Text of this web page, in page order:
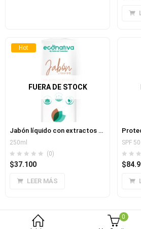
0
Hot
FUERA DE STOCK
Jabón líquido con extractos botánicos libre de parabenos
250ml
(0)
$37.100
LEER MÁS
SPF
$